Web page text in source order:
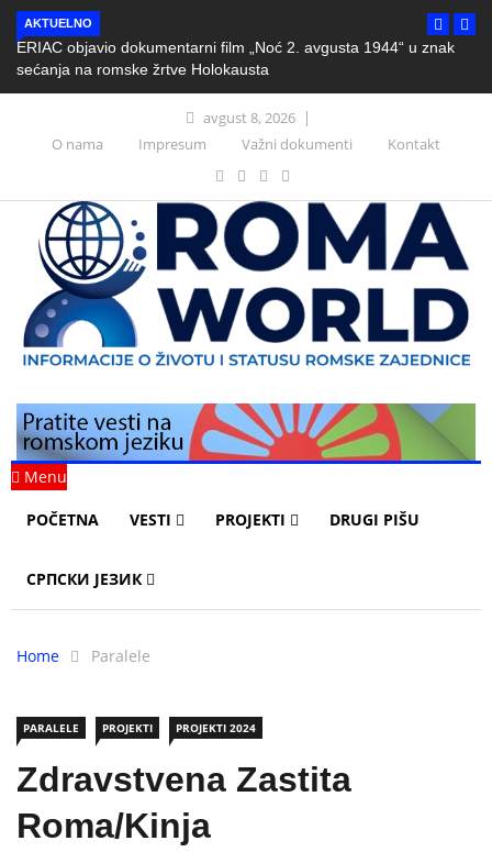
AKTUELNO
ERIAC objavio dokumentarni film „Noć 2. avgusta 1944“ u znak
sećanja na romske žrtve Holokausta
avgust 8, 2026
O nama
Impresum Važni dokumenti Kontakt
Menu
POČETNA VESTI PROJEKTI DRUGI PIŠU
СРПСКИ ЈЕЗИК
Home Paralele
PARALELE PROJEKTI PROJEKTI 2024
Zdravstvena Zastita
Roma/kinja